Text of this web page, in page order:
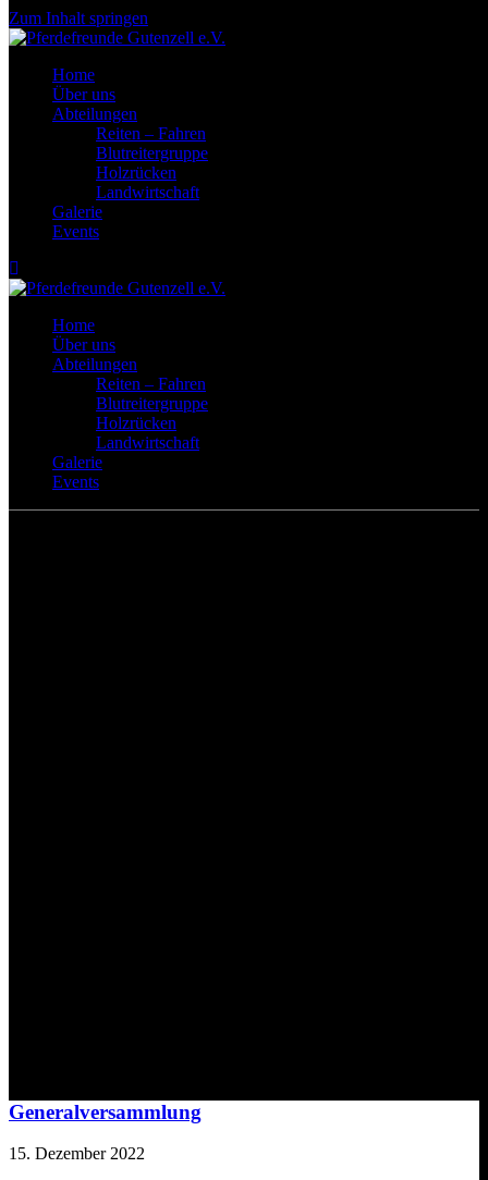
Zum Inhalt springen
Home
Über uns
Abteilungen
Reiten – Fahren
Blutreitergruppe
Holzrücken
Landwirtschaft
Galerie
Events
Home
Über uns
Abteilungen
Reiten – Fahren
Blutreitergruppe
Holzrücken
Landwirtschaft
Galerie
Events
Generalversammlung
15. Dezember 2022